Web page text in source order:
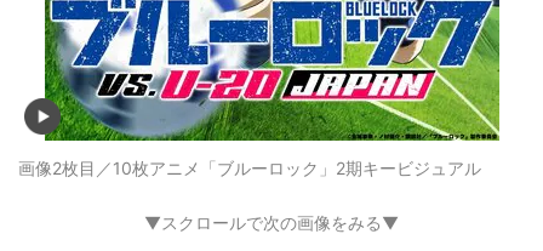
画像2枚目／10枚アニメ「ブルーロック」2期キービジュアル
▼スクロールで次の画像をみる▼